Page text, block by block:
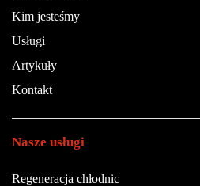
Kim jesteśmy
Usługi
Artykuły
Kontakt
Nasze usługi
Regeneracja chłodnic